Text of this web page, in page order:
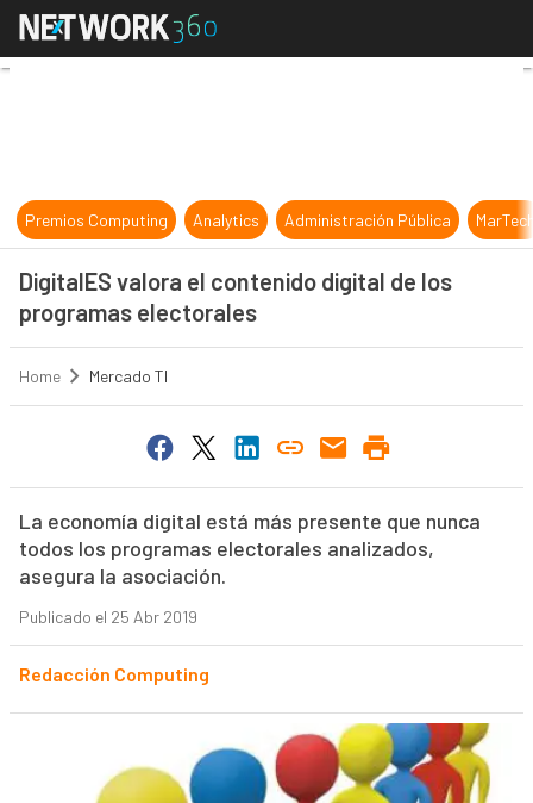
DigitalES valora el contenido
Premios Computing Analytics Administración Pública
DigitalES valora el contenido digital de los
programas electorales
Home Mercado TI
La economía digital está más presente que nunca
todos los programas electorales analizados,
asegura la asociación.
Publicado el 25 Abr 2019
Redacción Computing